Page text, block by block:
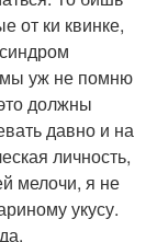
от ки квинке,
уж не помню
должны
давно и на
личность,
мелочи, я не
укусу.